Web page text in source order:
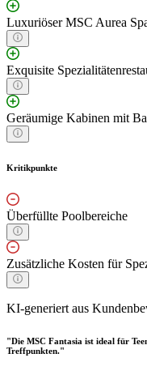
Luxuriöser MSC Aurea
Exquisite
Geräumige Kabinen mit
Kritikpunkte
Überfüllte Poolbereiche
Zusätzliche Kosten für
KI-generiert aus
"Die MSC Fantasia ist ideal für
Treffpunkten."